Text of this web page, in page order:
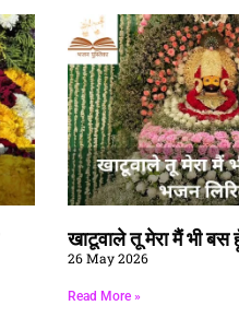
खाटूवाले तू मेरा मैं भी बस
26 May 2026
Read More »